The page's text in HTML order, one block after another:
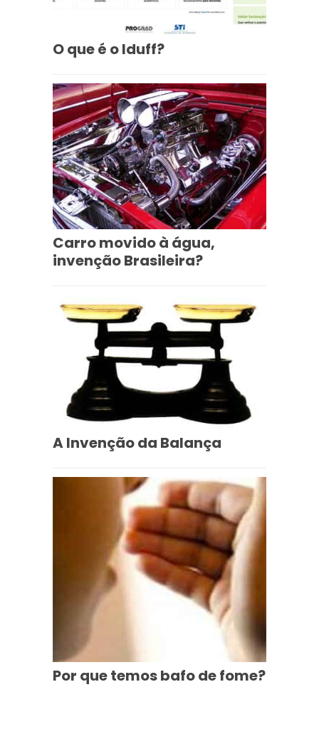
O que é o Iduff?
Carro movido à água,
invenção Brasileira?
A Invenção da Balança
Por que temos bafo de fome?